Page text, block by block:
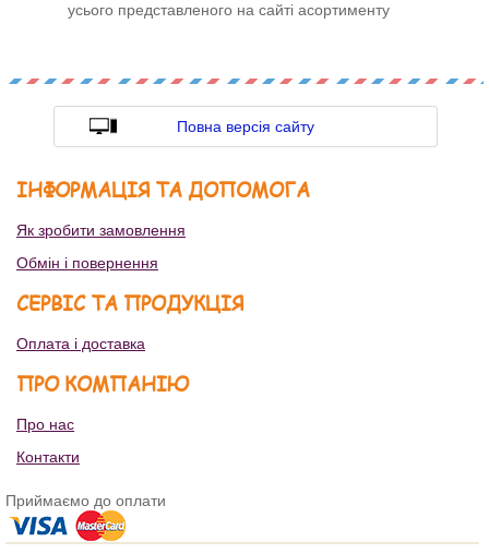
усього представленого на сайті асортименту
Повна версія сайту
ІНФОРМАЦІЯ ТА ДОПОМОГА
Як зробити замовлення
Обмін і повернення
СЕРВІС ТА ПРОДУКЦІЯ
Оплата і доставка
ПРО КОМПАНІЮ
Про нас
Контакти
Приймаємо до оплати